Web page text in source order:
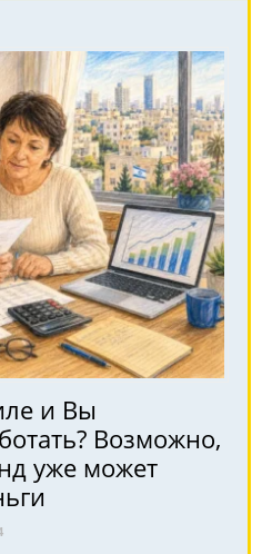
и Вы
Возможно,
уже может